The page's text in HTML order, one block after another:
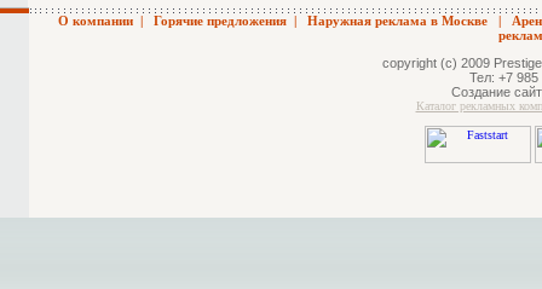
О компании | Горячие предложения | Наружная реклама в Москве |
copyright (c) 2009
Тел: +7 985
Создание
Каталог рекламных